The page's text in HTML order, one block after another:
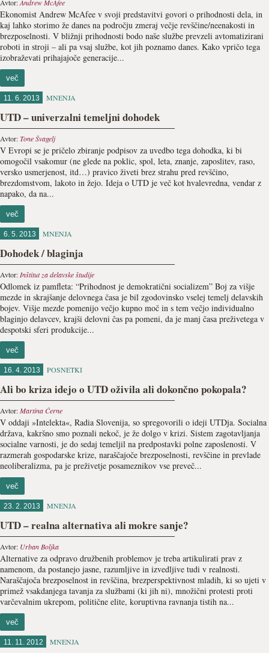
Avtor:Andrew McAfee
Ekonomist Andrew McAfee v svoji predstavitvi govori o prihodnosti dela, in
kaj lahko storimo že danes na področju zmeraj večje revščine/neenakosti in
brezposelnosti. V bližnji prihodnosti bodo naše službe prevzeli avtomatizirani
roboti in stroji – ali pa vsaj službe, kot jih poznamo danes. Kako vpričo tega
izobraževati prihajajoče generacije...
več
11. 6. 2013 MNENJA
UTD – univerzalni temeljni dohodek
Avtor:Tone Švagelj
V Evropi se je pričelo zbiranje podpisov za uvedbo tega dohodka, ki bi
omogočil vsakomur (ne glede na poklic, spol, leta, znanje, zaposlitev, raso,
versko usmerjenost, itd…) pravico živeti brez strahu pred revščino,
brezdomstvom, lakoto in žejo. Ideja o UTD je več kot hvalevredna, vendar z
napako, da na...
več
6. 5. 2013 MNENJA
Dohodek / blaginja
Avtor: Inštitut za delavske študije
Odlomek iz pamfleta: “Prihodnost je demokratični socializem” Boj za višje
mezde in skrajšanje delovnega časa je bil zgodovinsko vselej temelj delavskih
bojev. Višje mezde pomenijo večjo kupno moč in s tem večjo individualno
blaginjo delavcev, krajši delovni čas pa pomeni, da je manj časa preživetega v
despotski sferi produkcije...
več
16. 4. 2013 POSNETKI
Ali bo kriza idejo o UTD oživila ali dokončno pokopala?
Avtor:Martina Černe
V oddaji »Intelekta«, Radia Slovenija, so spregovorili o ideji UTDja. Socialna
država, kakršno smo poznali nekoč, je že dolgo v krizi. Sistem zagotavljanja
socialne varnosti, je do sedaj temeljil na predpostavki polne zaposlenosti. V
razmerah gospodarske krize, naraščajoče brezposelnosti, revščine in prevlade
neoliberalizma, pa je preživetje posameznikov vse preveč...
več
23. 2. 2013 MNENJA
UTD – realna alternativa ali mokre sanje?
Avtor: Urban Boljka
Alternative za odpravo družbenih problemov je treba artikulirati prav z
namenom, da postanejo jasne, razumljive in izvedljive tudi v realnosti.
Naraščajoča brezposelnost in revščina, brezperspektivnost mladih, ki so ujeti v
primež vsakdanjega tavanja za službami (ki jih ni), množični protesti proti
varčevalnim ukrepom, politične elite, koruptivna ravnanja tistih na...
več
11. 11. 2012 MNENJA